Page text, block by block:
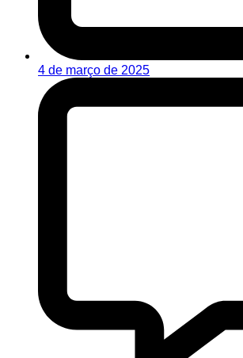
4 de março de 2025